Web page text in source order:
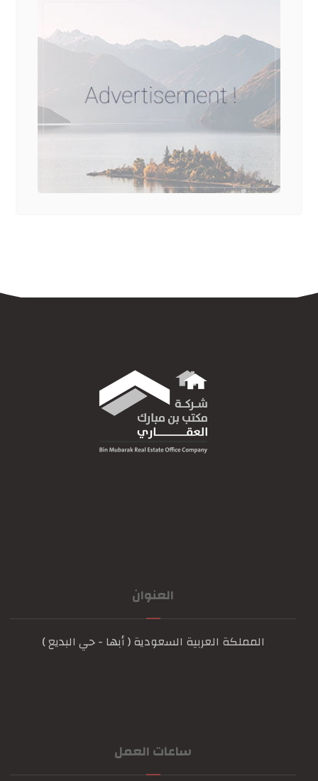
العنوان
المملكة العربية السعودية ( أبها - حي البديع )
ساعات العمل